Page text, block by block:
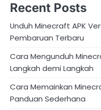
Recent Posts
Unduh Minecraft APK
Pembaruan Terbaru
Cara Mengunduh
Langkah demi Langkah
Cara Memainkan
Panduan Sederhana